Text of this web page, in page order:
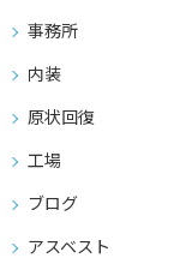
事務所
内装
原状回復
工場
ブログ
アスベスト